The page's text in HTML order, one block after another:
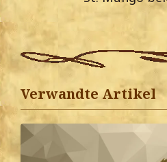
Verwandte Artikel